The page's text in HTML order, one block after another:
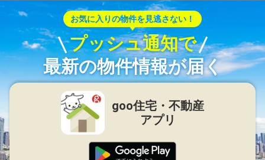
お気に入りの物件を見逃さない！
プッシュ通知で
最新の物件情報が届く
goo住宅・不動産
アプリ